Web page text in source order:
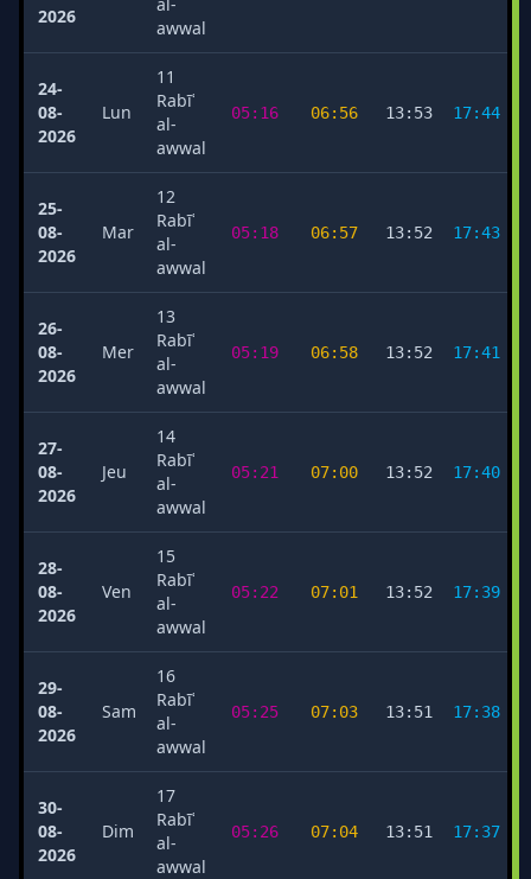
2026
awwal
24-
08-
2026
Lun
11
Rabīʿ
al-
awwal
05:16 06:56 13:53 17:44
25-
08-
2026
Mar
12
Rabīʿ
al-
awwal
05:18 06:57 13:52 17:43
26-
08-
2026
Mer
13
Rabīʿ
al-
awwal
05:19 06:58 13:52 17:41
27-
08-
2026
Jeu
14
Rabīʿ
al-
awwal
05:21 07:00 13:52 17:40
28-
08-
2026
Ven
15
Rabīʿ
al-
awwal
05:22 07:01 13:52 17:39
29-
08-
2026
Sam
16
Rabīʿ
al-
awwal
05:25 07:03 13:51 17:38
30-
08-
2026
Dim
17
Rabīʿ
al-
awwal
05:26 07:04 13:51 17:37